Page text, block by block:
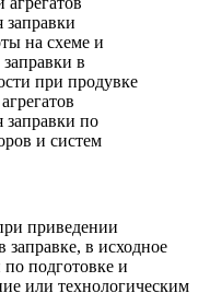
заправки
на схеме и
в
при продувке
заправки по
и систем
приведении
заправке, в исходное
по подготовке и
или технологическим